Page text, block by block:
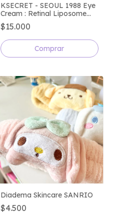
KSECRET - SEOUL 1988 Eye
Cream : Retinal Liposome
4% + Fermented Bean
$15.000
Diadema Skincare SANRIO
$4.500